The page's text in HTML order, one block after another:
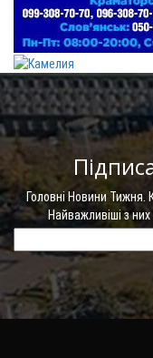
Головні Новини Тижня.
Найважливіші з